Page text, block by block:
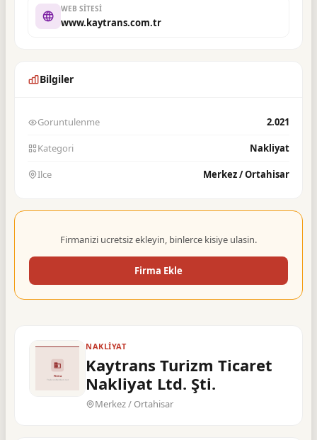
NAKLIYAT
Kaytrans Turizm Ticaret
Nakliyat Ltd. Şti.
Merkez / Ortahisar
WEB SITESI
www.kaytrans.com.tr
Bilgiler
Goruntulenme 2.021
Kategori Nakliyat
Ilce Merkez / Ortahisar
Firmanizi ucretsiz ekleyin, binlerce kisiye ulasin.
Firma Ekle